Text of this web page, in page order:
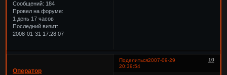
Сообщений: 184
Провел на форуме:
1 день 17 часов
Последний визит:
2008-01-31 17:28:07
Поделиться 10
2007-09-29
20:39:54
Оператор